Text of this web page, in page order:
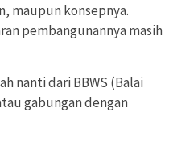
maupun konsepnya.
pembangunannya masih
nanti dari BBWS (Balai
gabungan dengan